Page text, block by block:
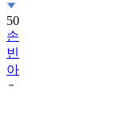
50
손
빈
아